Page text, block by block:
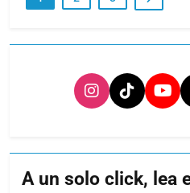
A un solo click, lea